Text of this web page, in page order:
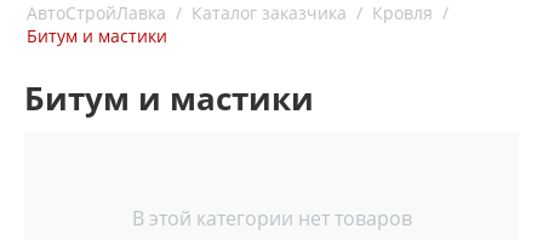
АвтоСтройЛавка / Каталог заказчика / Кровля /
Битум и мастики
Битум и мастики
В этой категории нет товаров